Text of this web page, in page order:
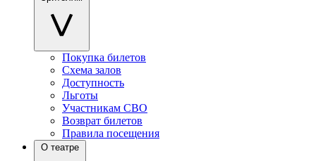
Покупка билетов
Схема залов
Доступность
Льготы
Участникам СВО
Возврат билетов
Правила посещения
О театре